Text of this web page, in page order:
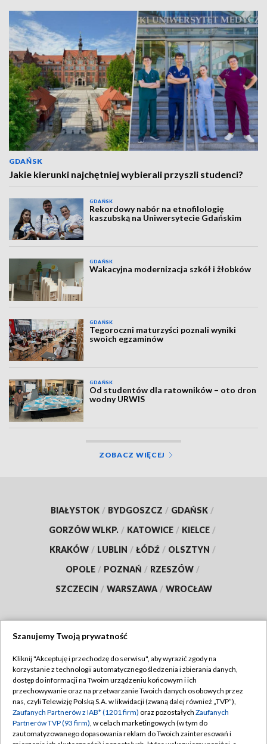
GDAŃSK
Jakie kierunki najchętniej wybierali przyszli studenci?
GDAŃSK
Rekordowy nabór na etnofilologię
kaszubską na Uniwersytecie Gdańskim
GDAŃSK
Wakacyjna modernizacja szkół i żłobków
GDAŃSK
Tegoroczni maturzyści poznali wyniki
swoich egzaminów
GDAŃSK
Od studentów dla ratowników – oto dron
wodny URWIS
ZOBACZ WIĘCEJ
BIAŁYSTOK / BYDGOSZCZ / GDAŃSK /
GORZÓW WLKP. / KATOWICE / KIELCE /
KRAKÓW / LUBLIN / ŁÓDŹ / OLSZTYN /
OPOLE / POZNAŃ / RZESZÓW /
SZCZECIN / WARSZAWA / WROCŁAW
TVP
Abonament TVP
Emisja w TVP
Centrum informacji TVP
Regulamin TVP
Polityka prywatności
Moje zgody
Szanujemy Twoją prywatność
Kliknij "Akceptuję i przechodzę do serwisu", aby wyrazić zgody na
korzystanie z technologii automatycznego śledzenia i zbierania danych,
dostęp do informacji na Twoim urządzeniu końcowym i ich
przechowywanie oraz na przetwarzanie Twoich danych osobowych przez
nas, czyli Telewizję Polską S.A. w likwidacji (zwaną dalej również „TVP”),
Zaufanych Partnerów z IAB* (1201 firm) oraz pozostałych Zaufanych
Partnerów TVP (93 firm), w celach marketingowych (w tym do
zautomatyzowanego dopasowania reklam do Twoich zainteresowań i